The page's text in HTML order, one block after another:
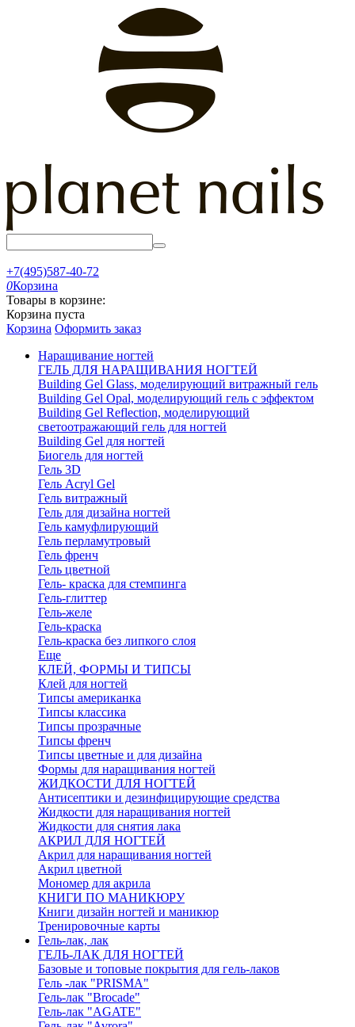
+7(495)587-40-72
0Корзина
Товары в корзине:
Корзина пуста
Корзина Оформить заказ
Наращивание ногтей
ГЕЛЬ ДЛЯ НАРАЩИВАНИЯ НОГТЕЙ
Building Gel Glass, моделирующий витражный гель
Building Gel Opal, моделирующий гель с эффектом
Building Gel Reflection, моделирующий
светоотражающий гель для ногтей
Building Gel для ногтей
Биогель для ногтей
Гель 3D
Гель Acryl Gel
Гель витражный
Гель для дизайна ногтей
Гель камуфлирующий
Гель перламутровый
Гель френч
Гель цветной
Гель- краска для стемпинга
Гель-глиттер
Гель-желе
Гель-краска
Гель-краска без липкого слоя
Еще
КЛЕЙ, ФОРМЫ И ТИПСЫ
Клей для ногтей
Типсы американка
Типсы классика
Типсы прозрачные
Типсы френч
Типсы цветные и для дизайна
Формы для наращивания ногтей
ЖИДКОСТИ ДЛЯ НОГТЕЙ
Антисептики и дезинфицирующие средства
Жидкости для наращивания ногтей
Жидкости для снятия лака
АКРИЛ ДЛЯ НОГТЕЙ
Акрил для наращивания ногтей
Акрил цветной
Мономер для акрила
КНИГИ ПО МАНИКЮРУ
Книги дизайн ногтей и маникюр
Тренировочные карты
Гель-лак, лак
ГЕЛЬ-ЛАК ДЛЯ НОГТЕЙ
Базовые и топовые покрытия для гель-лаков
Гель -лак "PRISMA"
Гель-лак "Brocade"
Гель-лак "AGATE"